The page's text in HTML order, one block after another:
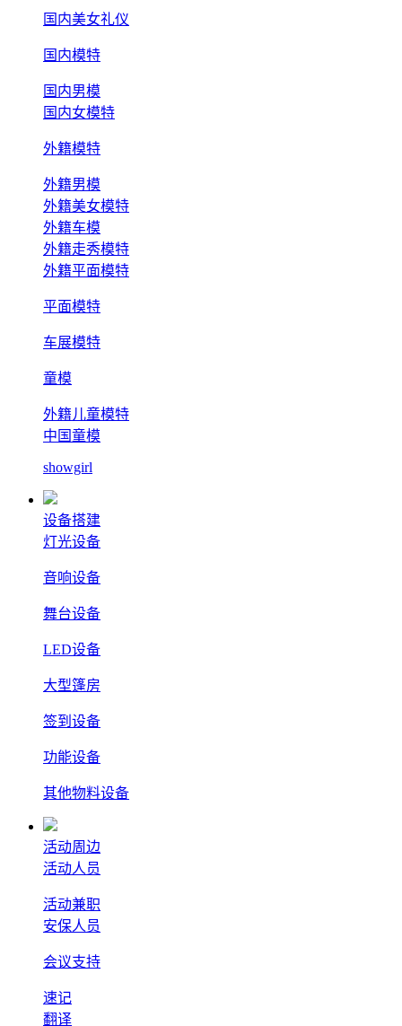
国内美女礼仪
国内模特
国内男模
国内女模特
外籍模特
外籍男模
外籍美女模特
外籍车模
外籍走秀模特
外籍平面模特
平面模特
车展模特
童模
外籍儿童模特
中国童模
showgirl
设备搭建
灯光设备
音响设备
舞台设备
LED设备
大型篷房
签到设备
功能设备
其他物料设备
活动周边
活动人员
活动兼职
安保人员
会议支持
速记
翻译